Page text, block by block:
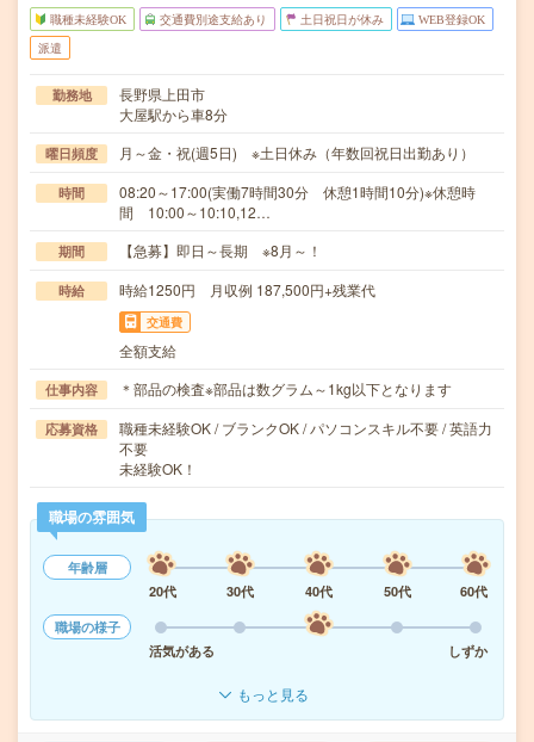
職種未経験OK 交通費別途支給あり 土日祝日が休み WEB登録OK
派遣
勤務地
長野県上田市
大屋駅から車8分
曜日頻度 月～金・祝(週5日) ※土日休み（年数回祝日出勤あり）
時間
08:20～17:00(実働7時間30分 休憩1時間10分)※休憩時
間 10:00～10:10,12…
期間 【急募】即日～長期 ※8月～！
時給 時給1250円 月収例 187,500円+残業代
交通費
全額支給
仕事内容 ＊部品の検査※部品は数グラム～1kg以下となります
応募資格
職種未経験OK / ブランクOK / パソコンスキル不要 / 英語力
不要
未経験OK！
職場の雰囲気
年齢層
20代
30代 40代 50代
60代
職場の様子
活気がある
しずか
もっと見る